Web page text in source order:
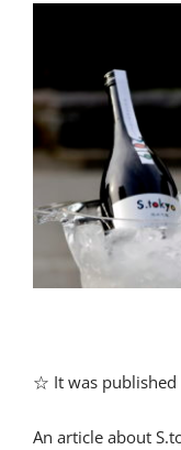
☆ It was published
An article about